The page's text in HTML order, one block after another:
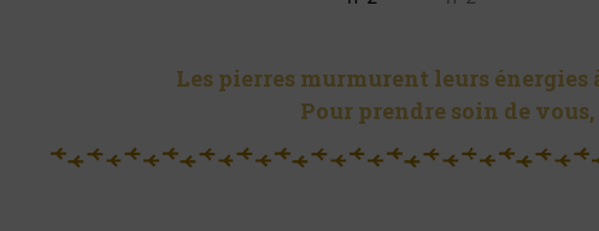
Les pierres murmurent leurs énergies
Pour prendre soin de